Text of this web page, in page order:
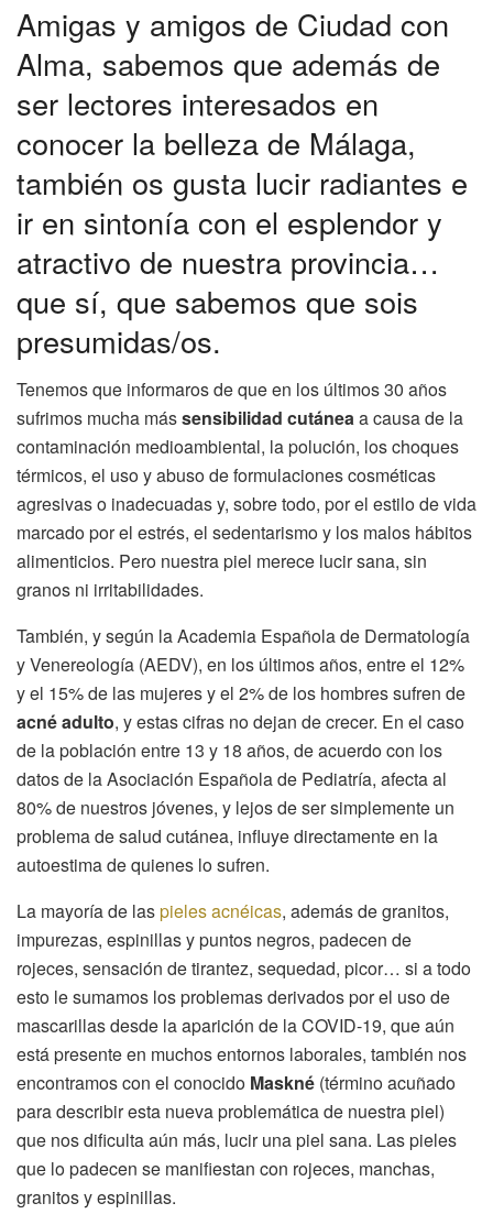
Amigas y amigos de Ciudad con
Alma, sabemos que además de
ser lectores interesados en
conocer la belleza de Málaga,
también os gusta lucir radiantes e
ir en sintonía con el esplendor y
atractivo de nuestra provincia…
que sí, que sabemos que sois
presumidas/os.
Tenemos que informaros de que en los últimos 30 años
sufrimos mucha mássensibilidad cutáneaa causa de la
contaminación medioambiental, la polución, los choques
térmicos, el uso y abuso de formulaciones cosméticas
agresivas o inadecuadas y, sobre todo, por el estilo de vida
marcado por el estrés, el sedentarismo y los malos hábitos
alimenticios. Pero nuestra piel merece lucir sana, sin
granos ni irritabilidades.
También, y según la Academia Española de Dermatología
y Venereología (AEDV), en los últimos años, entre el 12%
y el 15% de las mujeres y el 2% de los hombres sufren de
acné adulto, y estas cifras no dejan de crecer. En el caso
de la población entre 13 y 18 años, de acuerdo con los
datos de la Asociación Española de Pediatría, afecta al
80% de nuestros jóvenes, y lejos de ser simplemente un
problema de salud cutánea, influye directamente en la
autoestima de quienes lo sufren.
La mayoría de laspieles acnéicas, además de granitos,
impurezas, espinillas y puntos negros, padecen de
rojeces, sensación de tirantez, sequedad, picor… si a todo
esto le sumamos los problemas derivados por el uso de
mascarillas desde la aparición de la COVID-19, que aún
está presente en muchos entornos laborales, también nos
encontramos con el conocido Maskné (término acuñado
para describir esta nueva problemática de nuestra piel)
que nos dificulta aún más, lucir una piel sana. Las pieles
que lo padecen se manifiestan con rojeces, manchas,
granitos y espinillas.